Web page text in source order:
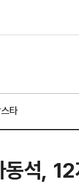
스타
동석,